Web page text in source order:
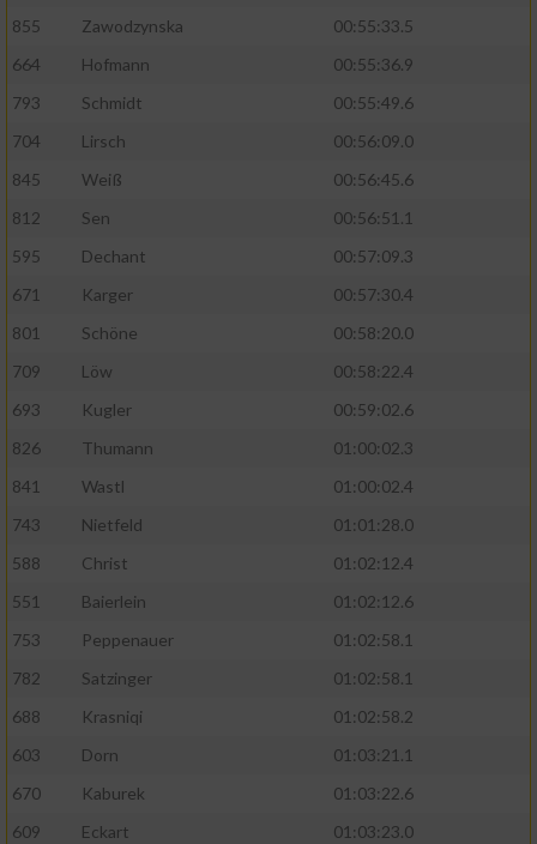
855
Zawodzynska
00:55:33.5
664
Hofmann
00:55:36.9
793
Schmidt
00:55:49.6
704
Lirsch
00:56:09.0
845
Weiß
00:56:45.6
812
Sen
00:56:51.1
595
Dechant
00:57:09.3
671
Karger
00:57:30.4
801
Schöne
00:58:20.0
709
Löw
00:58:22.4
693
Kugler
00:59:02.6
826
Thumann
01:00:02.3
841
Wastl
01:00:02.4
743
Nietfeld
01:01:28.0
588
Christ
01:02:12.4
551
Baierlein
01:02:12.6
753
Peppenauer
01:02:58.1
782
Satzinger
01:02:58.1
688
Krasniqi
01:02:58.2
603
Dorn
01:03:21.1
670
Kaburek
01:03:22.6
609
Eckart
01:03:23.0